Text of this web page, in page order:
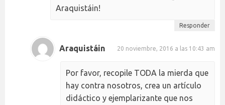
Araquistáin!
Responder
Araquistáin 20 noviembre, 2016 a las 10:43 am
Por favor, recopile TODA la mierda que
hay contra nosotros, crea un artículo
didáctico y ejemplarizante que nos